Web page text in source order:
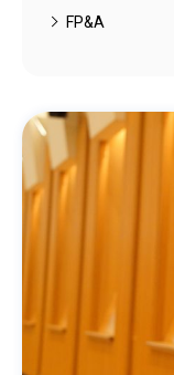
FP&A